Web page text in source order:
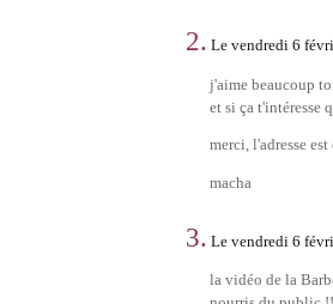
2. Le vendredi 6
j'aime beaucoup
et si ça t'intéresse
merci, l'adresse
macha
3. Le vendredi 6
la vidéo de la